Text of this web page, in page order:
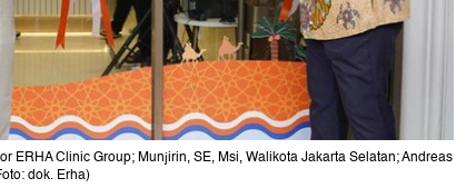
ERHA Clinic Group; Munjirin, SE, Msi, Walikota Jakarta Selatan; Andreas
dok. Erha)